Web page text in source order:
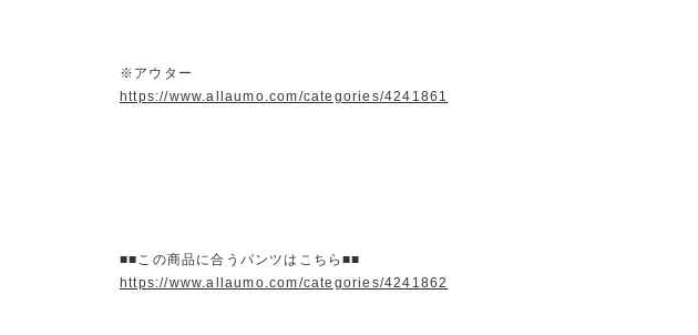
※アウター
https://www.allaumo.com/categories/4241861
■■この商品に合うパンツはこちら■■
https://www.allaumo.com/categories/4241862